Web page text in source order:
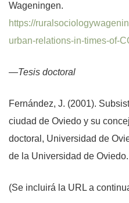
Wageningen.
https://
urban-relations-in-times-of-
—Tesis doctoral
Fernández, J. (2001).
ciudad de Oviedo y su
doctoral, Universidad de
de la Universidad de Oviedo.
(Se incluirá la URL a